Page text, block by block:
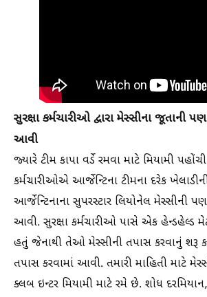
સુરક્ષા કર્મચારીઓ દ્વારા મેસ્સીના જૂતાની
આવી
જ્યારે ટીમ કાપા વર્ડે રમવા માટે મિયામી
કર્મચારીઓએ આર્જેન્ટિના ટીમના દરેક
આર્જેન્ટિનાના સુપરસ્ટાર લિયોનેલ મેસ્સીની
આવી. સુરક્ષા કર્મચારીઓ પાસે એક હેન્ડહેલ્ડ
હતું જેનાથી તેઓ મેસ્સીની તપાસ કરવાનું શરૂ
તપાસ કરવામાં આવી. તમારી માહિતી માટે
ક્લબ ઇન્ટર મિયામી માટે રમે છે. શોધ